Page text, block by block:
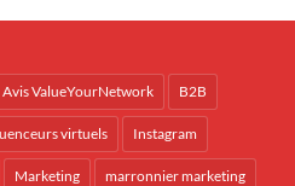
Avis ValueYourNetwork B2B
virtuels Instagram
Marketing marronnier marketing